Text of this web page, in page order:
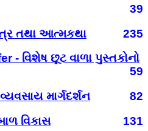
39
તથા આત્મકથા
235
- વિશેષ છૂટ વાળા પુસ્તકોનો
59
માર્ગદર્શન
82
વિકાસ
131